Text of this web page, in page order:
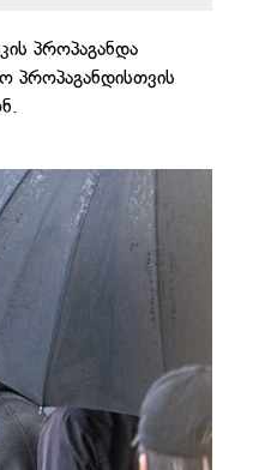
პროპაგანდა
პროპაგანდისთვის